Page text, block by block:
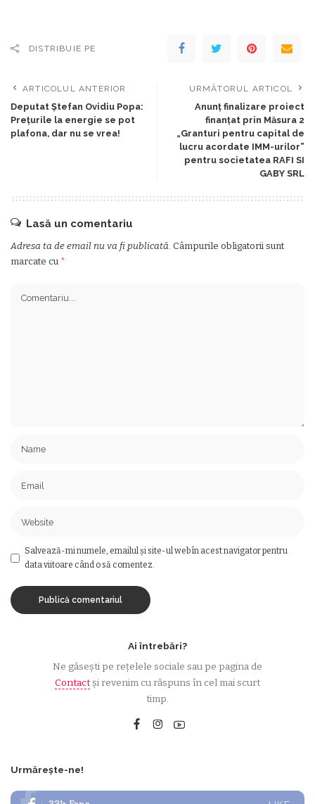
DISTRIBUIE PE
ARTICOLUL ANTERIOR
Deputat Ștefan Ovidiu Popa:
Prețurile la energie se pot
plafona, dar nu se vrea!
URMĂTORUL ARTICOL
Anunț finalizare proiect
finanțat prin Măsura 2
„Granturi pentru capital de
lucru acordate IMM-urilor”
pentru societatea RAFI SI
GABY SRL
Lasă un comentariu
Adresa ta de email nu va fi publicată. Câmpurile obligatorii sunt
marcate cu *
Salvează-mi numele, emailul și site-ul web în acest navigator pentru
data viitoare când o să comentez.
Ai întrebări?
Ne găsești pe rețelele sociale sau pe pagina de
Contactși revenim cu răspuns în cel mai scurt
timp.
Urmărește-ne!